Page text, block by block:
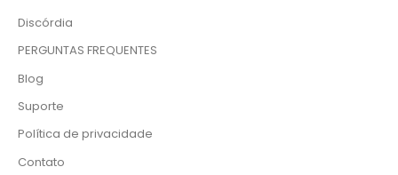
Discórdia
PERGUNTAS FREQUENTES
Blog
Suporte
Política de privacidade
Contato